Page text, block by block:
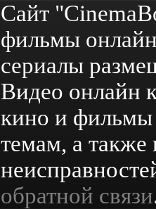
Сайт
фильмы
сериалы
Видео онлайн
кино и
темам, а
обратной связи